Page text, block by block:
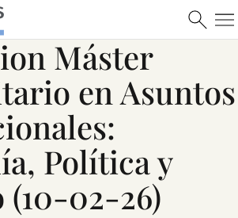
Máster
en Asuntos
Política y
(10-02-26)